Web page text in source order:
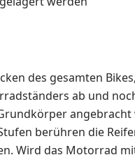
des gesamten
ab und
berühren die
Wird das Motorrad